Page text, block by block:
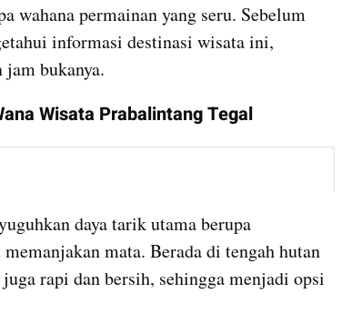
wahana permainan yang seru. Sebelum
informasi destinasi wisata ini,
bukanya.
Wisata Prabalintang Tegal
daya tarik utama berupa
mata. Berada di tengah hutan
rapi dan bersih, sehingga menjadi opsi